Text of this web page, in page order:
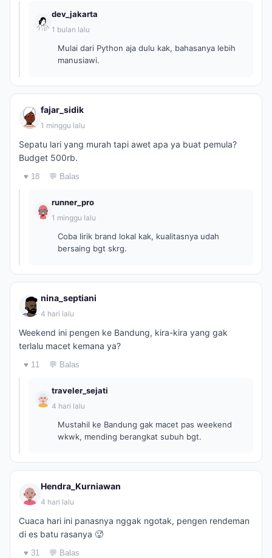
dev_jakarta
1 bulan lalu
Mulai dari Python aja dulu kak, bahasanya lebih
manusiawi.
fajar_sidik
1 minggu lalu
Sepatu lari yang murah tapi awet apa ya buat pemula?
Budget 500rb.
♥ 18 💬 Balas
runner_pro
1 minggu lalu
Coba lirik brand lokal kak, kualitasnya udah
bersaing bgt skrg.
nina_septiani
4 hari lalu
Weekend ini pengen ke Bandung, kira-kira yang gak
terlalu macet kemana ya?
♥ 11 💬 Balas
traveler_sejati
4 hari lalu
Mustahil ke Bandung gak macet pas weekend
wkwk, mending berangkat subuh bgt.
Hendra_Kurniawan
4 hari lalu
Cuaca hari ini panasnya nggak ngotak, pengen rendeman
di es batu rasanya 🥵
♥ 31 💬 Balas